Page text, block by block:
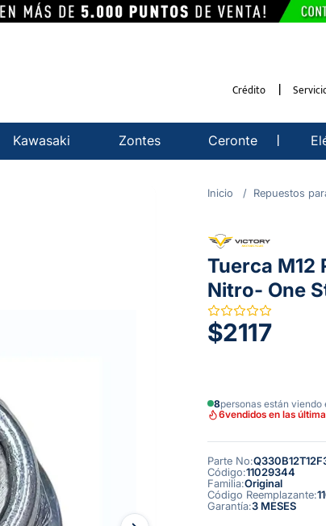
Crédito
Kawasaki Zontes Ceronte
Repuestos
Tuerca M12
Nitro- One
$2117
8personas están viendo
6vendidos en las
Parte No:
Código:11029344
Familia:Original
Código Reemplazante:
Garantía:3 MESES